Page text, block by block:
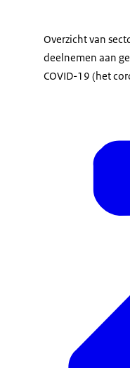
Overzicht van
deelnemen aan
COVID-19 (het